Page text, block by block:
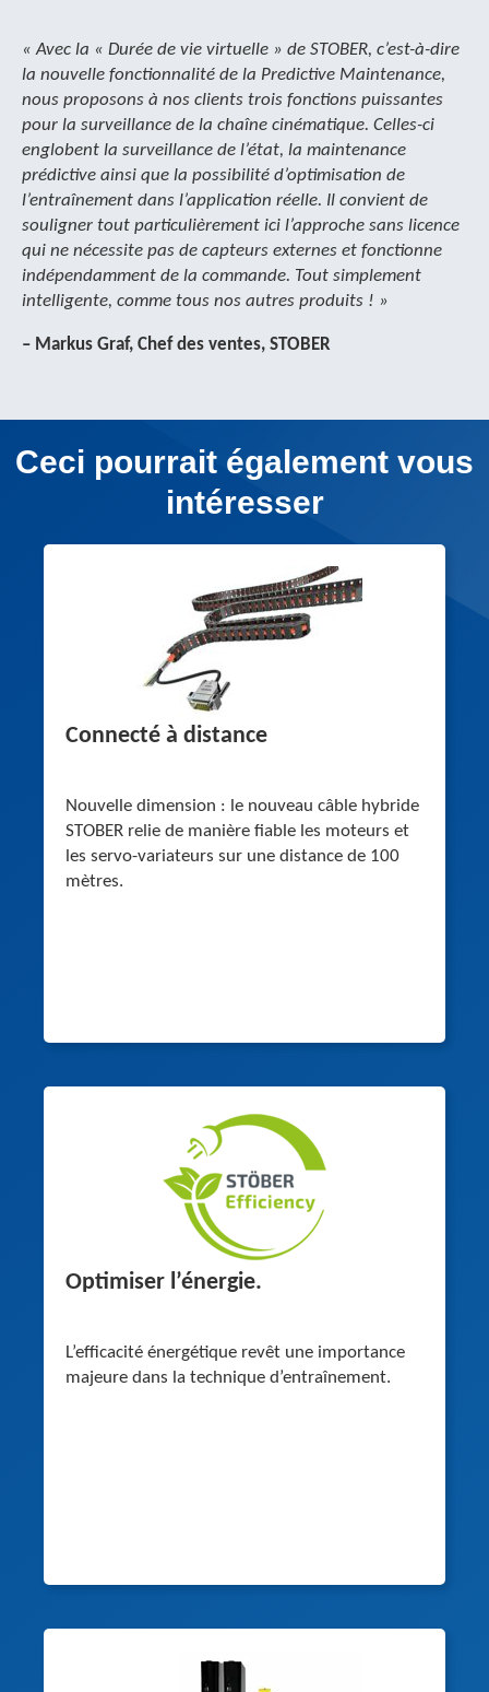
« Avec la « Durée de vie virtuelle » de STOBER, c’est-à-dire
la nouvelle fonctionnalité de la Predictive Maintenance,
nous proposons à nos clients trois fonctions puissantes
pour la surveillance de la chaîne cinématique. Celles-ci
englobent la surveillance de l’état, la maintenance
prédictive ainsi que la possibilité d’optimisation de
l’entraînement dans l’application réelle. Il convient de
souligner tout particulièrement ici l’approche sans licence
qui ne nécessite pas de capteurs externes et fonctionne
indépendamment de la commande. Tout simplement
intelligente, comme tous nos autres produits ! »
– Markus Graf, Chef des ventes, STOBER
Ceci pourrait également vous
intéresser
Connecté à distance
Nouvelle dimension : le nouveau câble hybride
STOBER relie de manière fiable les moteurs et
les servo-variateurs sur une distance de 100
mètres.
Optimiser l’énergie.
L’efficacité énergétique revêt une importance
majeure dans la technique d’entraînement.